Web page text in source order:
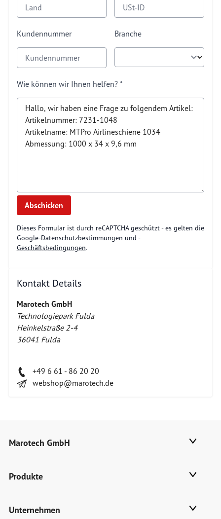
Kundennummer Branche
Wie können wir Ihnen helfen?
Abschicken
Dieses Formular ist durch reCAPTCHA geschützt - es gelten die
Google-Datenschutzbestimmungen und -
Geschäftsbedingungen.
Kontakt Details
Marotech GmbH
Technologiepark Fulda
Heinkelstraße 2-4
36041 Fulda
+49 6 61 - 86 20 20
webshop@marotech.de
Marotech GmbH
Produkte
Unternehmen